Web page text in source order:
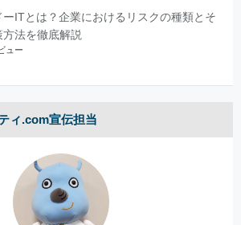
ーITとは？企業におけるリスクの種類とそ
方法を徹底解説
ュー
ィ.com宣伝担当